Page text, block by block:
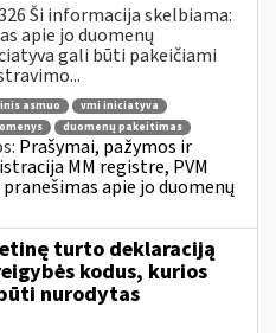
Ši informacija skelbiama:
apie jo duomenų
gali būti pakeičiami
asmuo
vmi iniciatyva
duomenų pakeitimas
Prašymai, pažymos ir
MM registre, PVM
apie jo duomenų
turto deklaraciją
kodus, kurios
nurodytas